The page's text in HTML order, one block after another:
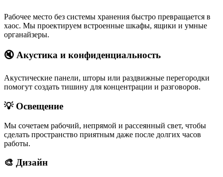
Рабочее место без системы хранения быстро превращается в
хаос. Мы проектируем встроенные шкафы, ящики и умные
органайзеры.
🔇 Акустика и конфиденциальность
Акустические панели, шторы или раздвижные перегородки
помогут создать тишину для концентрации и разговоров.
💡 Освещение
Мы сочетаем рабочий, непрямой и рассеянный свет, чтобы
сделать пространство приятным даже после долгих часов
работы.
🎨 Дизайн